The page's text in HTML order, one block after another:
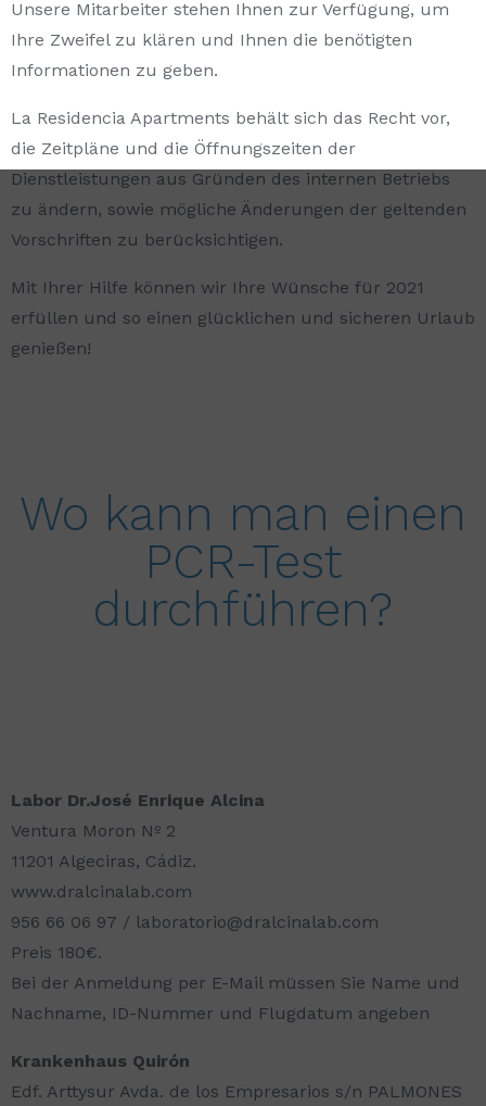
Unsere Mitarbeiter stehen Ihnen zur Verfügung, um
Ihre Zweifel zu klären und Ihnen die benötigten
Informationen zu geben.
La Residencia Apartments behält sich das Recht vor,
die Zeitpläne und die Öffnungszeiten der
Dienstleistungen aus Gründen des internen Betriebs
zu ändern, sowie mögliche Änderungen der geltenden
Vorschriften zu berücksichtigen.
Mit Ihrer Hilfe können wir Ihre Wünsche für 2021
erfüllen und so einen glücklichen und sicheren Urlaub
genießen!
Wo kann man einen
PCR-Test
durchführen?
Labor Dr.José Enrique Alcina
Ventura Moron Nº 2
11201 Algeciras, Cádiz.
www.dralcinalab.com
956 66 06 97 / laboratorio@dralcinalab.com
Preis 180€.
Bei der Anmeldung per E-Mail müssen Sie Name und
Nachname, ID-Nummer und Flugdatum angeben
Krankenhaus Quirón
Edf. Arttysur Avda. de los Empresarios s/n PALMONES